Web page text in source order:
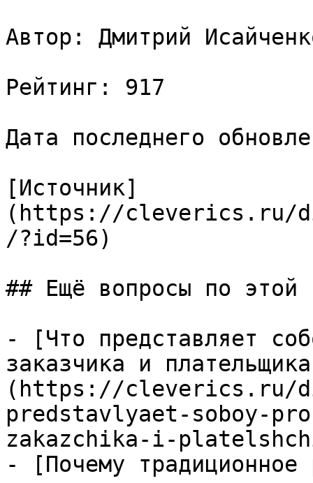
Автор: Дмитрий
Рейтинг: 917
Дата последнего
[Источник]
(https://cleverics.ru/
/?id=56)
## Ещё вопросы по этой
- [Что представляет
заказчика и
(https://cleverics.ru/
predstavlyaet-soboy-
zakazchika-i-
- [Почему традиционное